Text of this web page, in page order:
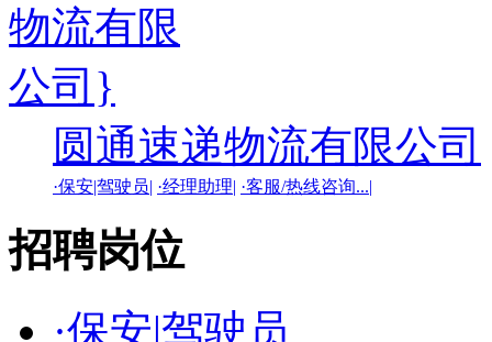
圆通速递物流有限公司
·保安|驾驶员| ·经理助理| ·客服/热线咨询...|
招聘岗位
·保安|驾驶员